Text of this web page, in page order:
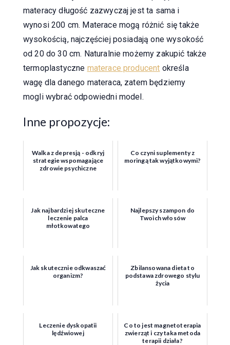
materacy długość zazwyczaj jest ta sama i
wynosi 200 cm. Materace mogą różnić się także
wysokością, najczęściej posiadają one wysokość
od 20 do 30 cm. Naturalnie możemy zakupić także
termoplastyczne materace producent określa
wagę dla danego materaca, zatem będziemy
mogli wybrać odpowiedni model.
Inne propozycje:
Walka z depresją - odkryj
strategie wspomagające
zdrowie psychiczne
Co czyni suplementy z
moringą tak wyjątkowymi?
Jak najbardziej skuteczne
leczenie palca
młotkowatego
Najlepszy szampon do
Twoich włosów
Jak skutecznie odkwaszać
organizm?
Zbilansowana dieta to
podstawa zdrowego stylu
życia
Leczenie dyskopatii
lędźwiowej
Co to jest magnetoterapia
zwierząt i czy taka metoda
terapii działa?